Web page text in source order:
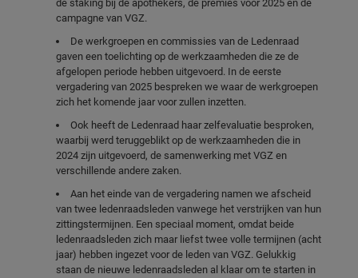
de staking bij de apothekers, de premies voor 2025 en de
campagne van VGZ.
De werkgroepen en commissies van de Ledenraad
gaven een toelichting op de werkzaamheden die ze de
afgelopen periode hebben uitgevoerd. In de eerste
vergadering van 2025 bespreken we waar de werkgroepen
zich het komende jaar voor zullen inzetten.
Ook heeft de Ledenraad haar zelfevaluatie besproken,
waarbij werd teruggeblikt op de werkzaamheden die in
2024 zijn uitgevoerd, de samenwerking met VGZ en
verschillende andere zaken.
Aan het einde van de vergadering namen we afscheid
van twee ledenraadsleden vanwege het verstrijken van hun
zittingstermijnen. Een speciaal moment, omdat beide
ledenraadsleden zich maar liefst twee volle termijnen (acht
jaar) hebben ingezet voor de leden van VGZ. Gelukkig
staan de nieuwe ledenraadsleden al klaar om te starten in